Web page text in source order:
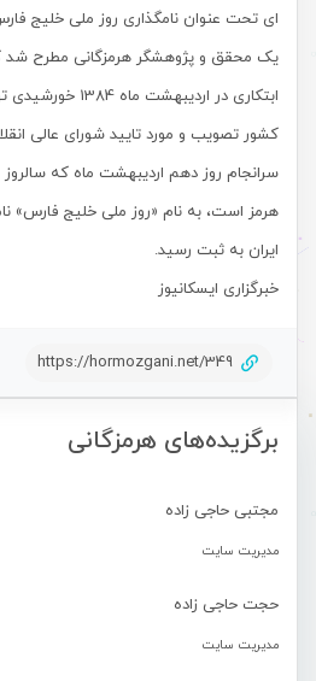
برگزیده‌های هرمزگانی
مجتبی حاجی زاده
مدیریت سایت
حجت حاجی زاده
مدیریت سایت
ای تحت عنوان نامگذاری روز ملی خلیج
یک محقق و پژوهشگر هرمزگانی مطرح شد
ابتکاری در
کشور تصویب و مورد تایید شورای عالی
سرانجام روز دهم اردیبهشت ماه که سالروز
هرمز است، به نام «روز ملی خلیج فارس»
ایران به ثبت رسید.
خبرگزاری ایسکانیوز
https://hormozgani.net/349